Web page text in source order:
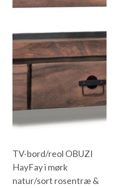
TV-bord/reol OBUZI
HayFay i mørk
natur/sort rosentræ &